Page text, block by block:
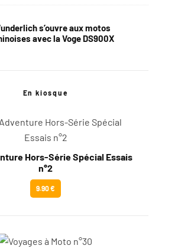
s’ouvre aux motos
avec la Voge DS900X
En kiosque
Hors-Série Spécial Essais
n°2
9.90 €